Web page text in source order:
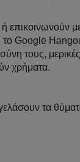
επικοινωνούν
Google
τους,
χρήματα.
τα